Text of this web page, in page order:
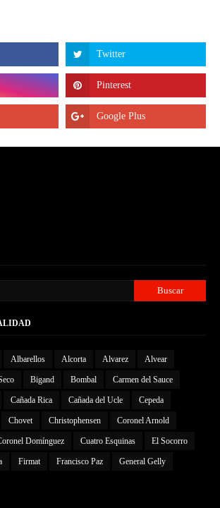
Albarellos Alcorta Alvarez Alvear
Bigand Bombal Carmen del Sauce
Cañada Rica Cañada del Ucle Cepeda
Chovet Christophensen Coronel Arnold
Domínguez Cuatro Esquinas El Socorro
Firmat Francisco Paz General Gelly